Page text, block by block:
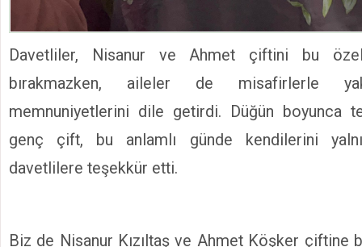
Davetliler, Nisanur ve Ahmet çiftini bu özel
bırakmazken, aileler de misafirlerle
memnuniyetlerini dile getirdi. Düğün boyunca
genç çift, bu anlamlı günde kendilerini
davetlilere teşekkür etti.
Biz de Nisanur Kızıltaş ve Ahmet Köşker çiftine